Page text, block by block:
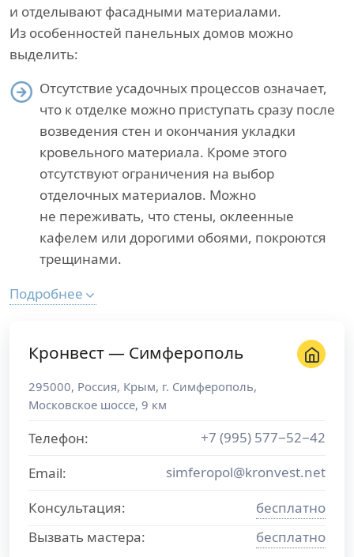
и отделывают фасадными материалами.
Из особенностей панельных домов можно
выделить:
Отсутствие усадочных процессов означает,
что к отделке можно приступать сразу после
возведения стен и окончания укладки
кровельного материала. Кроме этого
отсутствуют ограничения на выбор
отделочных материалов. Можно
не переживать, что стены, оклеенные
кафелем или дорогими обоями, покроются
трещинами.
Подробнее
Кронвест — Симферополь
295000, Россия, Крым, г. Симферополь,
Московское шоссе, 9 км
Телефон:
+7 (995) 577−52−42
Email:
simferopol@kronvest.net
Консультация:
бесплатно
Вызвать мастера:
бесплатно